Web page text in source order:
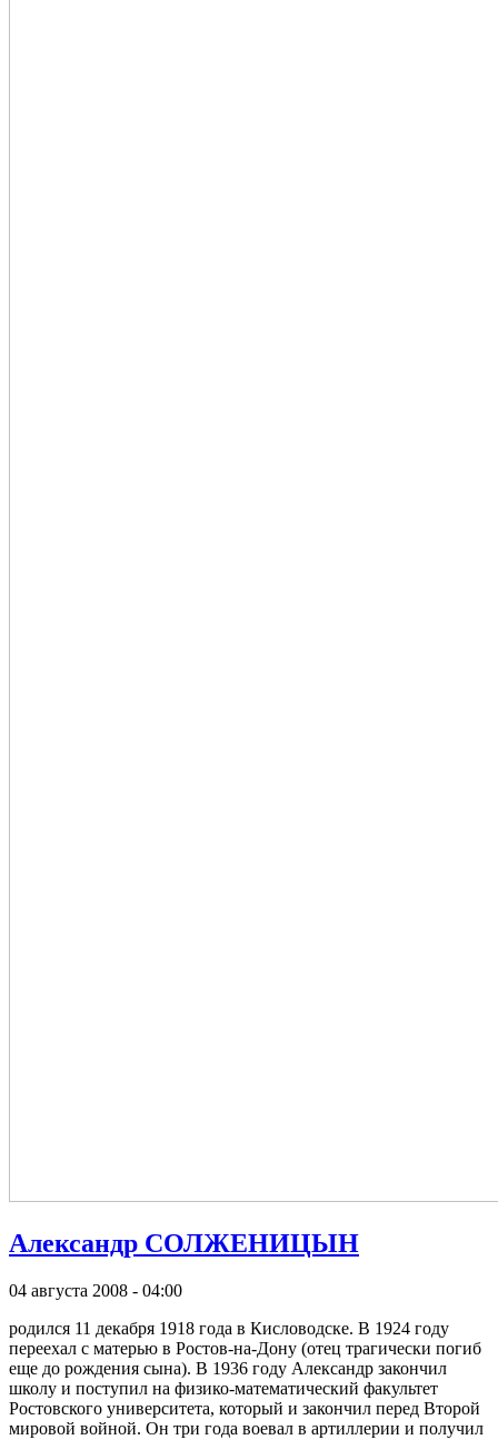
Александр СОЛЖЕНИЦЫН
04 августа 2008 - 04:00
родился 11 декабря 1918 года в Кисловодске. В 1924 году
переехал с матерью в Ростов-на-Дону (отец трагически погиб
еще до рождения сына). В 1936 году Александр закончил
школу и поступил на физико-математический факультет
Ростовского университета, который и закончил перед Второй
мировой войной. Он три года воевал в артиллерии и получил